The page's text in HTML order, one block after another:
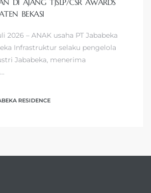
DI AJANG TJSLP/CSR AWARDS
BEKASI
2026 – ANAK usaha PT Jababeka
Infrastruktur selaku pengelola
Jababeka, menerima
RESIDENCE